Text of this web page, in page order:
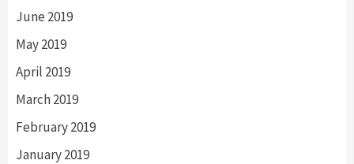
June 2019
May 2019
April 2019
March 2019
February 2019
January 2019